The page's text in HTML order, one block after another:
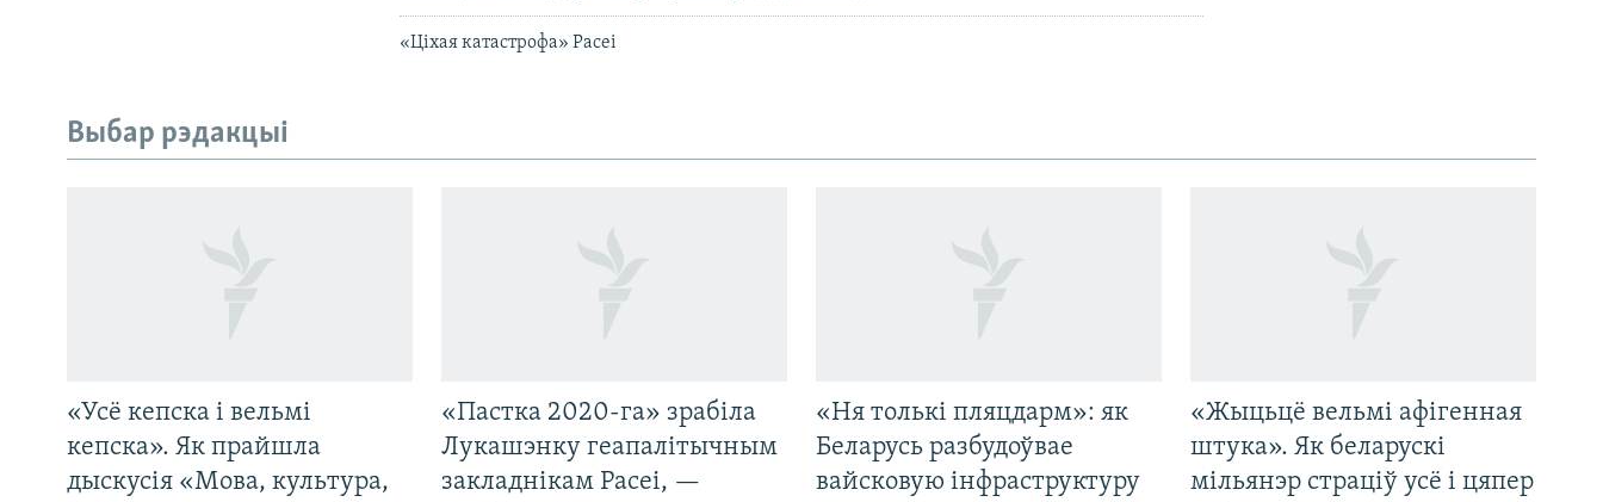
«Ціхая катастрофа» Расеі
Выбар рэдакцыі
«Усё кепска і вельмі
кепска». Як прайшла
дыскусія «Мова, культура,
«Пастка 2020-га» зрабіла
Лукашэнку геапалітычным
закладнікам Расеі, —
«Ня толькі пляцдарм»: як
Беларусь разбудоўвае
вайсковую інфраструктуру
«Жыцьцё вельмі афігенная
штука». Як беларускі
мільянэр страціў усё і цяпер